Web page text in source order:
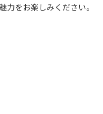
力をお楽しみください。